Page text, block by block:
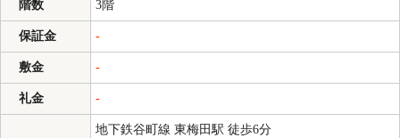
階数 3階
保証金 -
敷金 -
礼金 -
地下鉄谷町線 東梅田駅 徒歩6分